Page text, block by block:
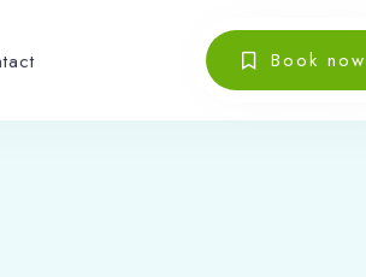
Book now